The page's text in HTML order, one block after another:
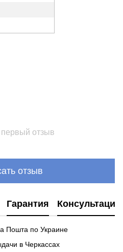
отзыв
отзыв
Гарантия Консультация
Пошта по Украине
в Черкассах